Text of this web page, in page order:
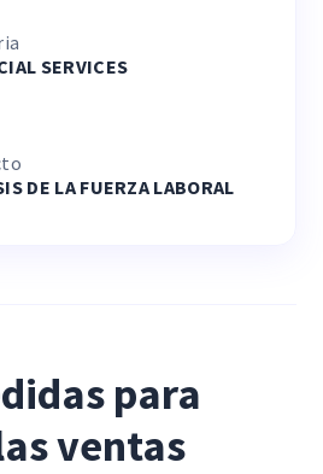
SERVICES
DE LA FUERZA LABORAL
para
ventas